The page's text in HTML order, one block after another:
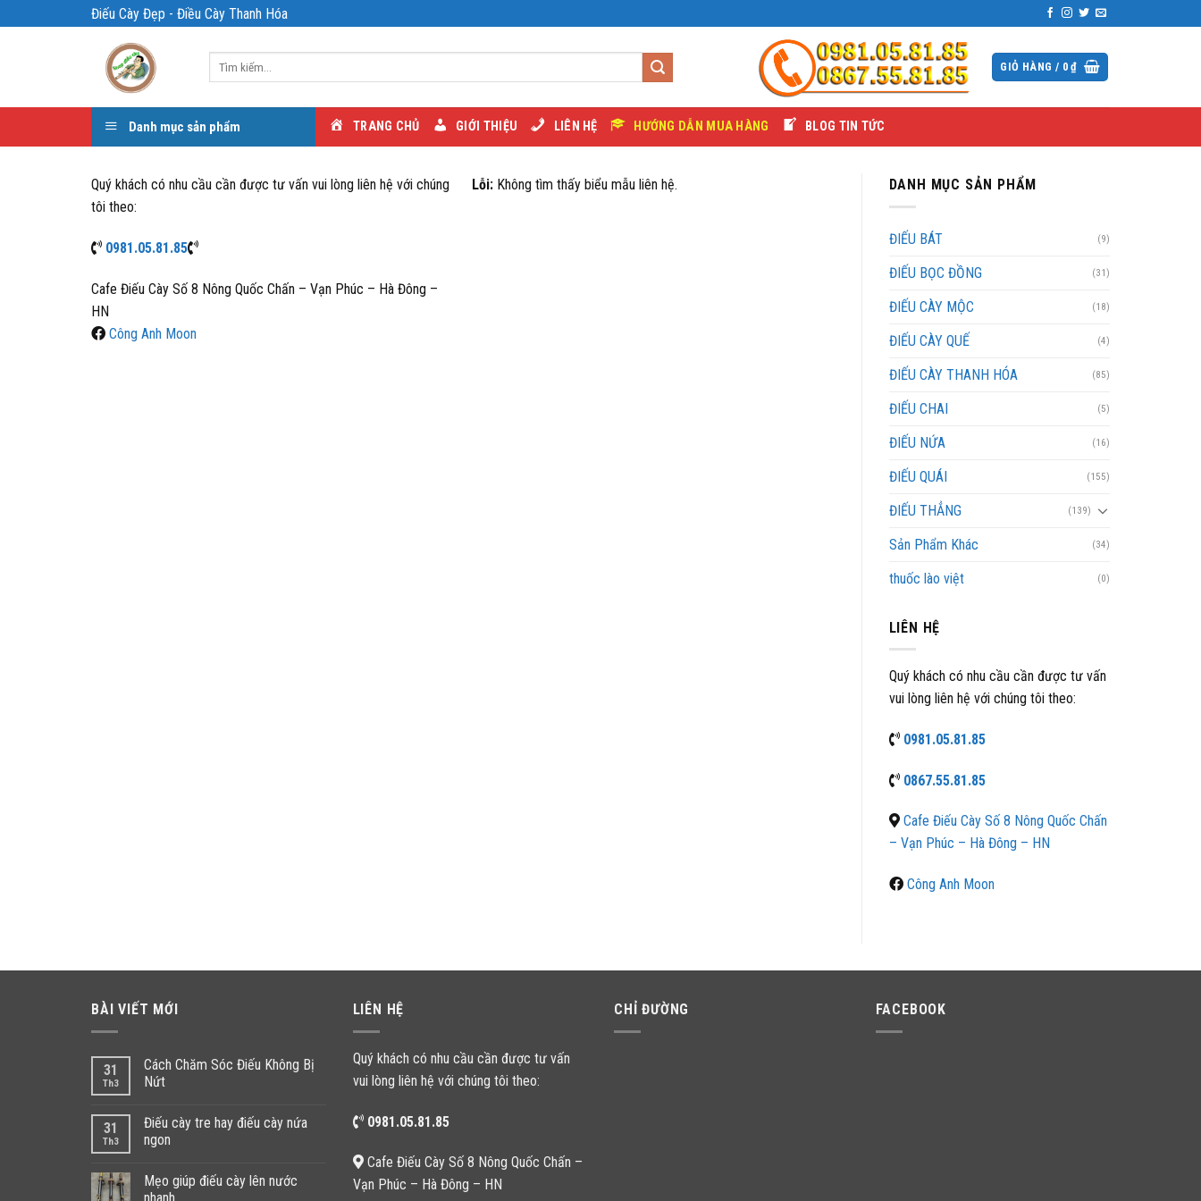
qua
Điếu Cày Đẹp - Điều Cày Thanh Hóa
GIỎ HÀNG / 0₫
Danh mục sản phẩm TRANG CHỦ GIỚI THIỆU LIÊN HỆ HƯỚNG DẪN MUA HÀNG BLOG TIN TỨC
Quý khách có nhu cầu cần được tư vấn vui lòng liên hệ với chúng
tôi theo:
0981.05.81.85
Cafe Điếu Cày Số 8 Nông Quốc Chấn – Vạn Phúc – Hà Đông –
HN
Công Anh Moon
Lỗi:Không tìm thấy biểu mẫu liên hệ. DANH MỤC SẢN PHẨM
ĐIẾU BÁT (9)
ĐIẾU BỌC ĐỒNG (31)
ĐIẾU CÀY MỘC (18)
ĐIẾU CÀY QUẾ (4)
ĐIẾU CÀY THANH HÓA (85)
ĐIẾU CHAI (5)
ĐIẾU NỨA (16)
ĐIẾU QUÁI (155)
ĐIẾU THẲNG (139)
Sản Phẩm Khác (34)
thuốc lào việt (0)
LIÊN HỆ
Quý khách có nhu cầu cần được tư vấn
vui lòng liên hệ với chúng tôi theo:
0981.05.81.85
0867.55.81.85
Cafe Điếu Cày Số 8 Nông Quốc Chấn
– Vạn Phúc – Hà Đông – HN
Công Anh Moon
BÀI VIẾT MỚI
31
Th3
Cách Chăm Sóc Điếu Không Bị
Nứt
31
Th3
Điếu cày tre hay điếu cày nứa
ngon
Mẹo giúp điếu cày lên nước
LIÊN HỆ
Quý khách có nhu cầu cần được tư vấn
vui lòng liên hệ với chúng tôi theo:
0981.05.81.85
Cafe Điếu Cày Số 8 Nông Quốc Chấn –
Vạn Phúc – Hà Đông – HN
CHỈ ĐƯỜNG FACEBOOK